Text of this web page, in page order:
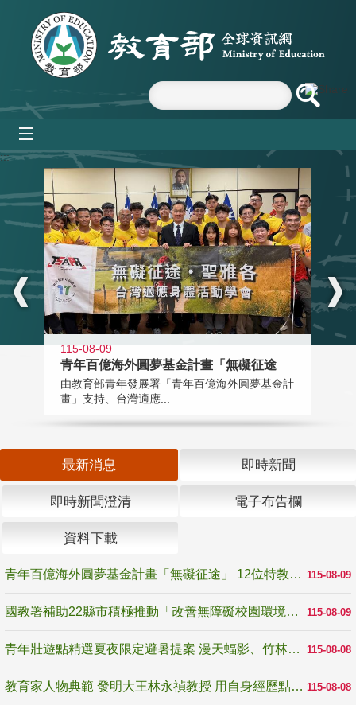
跳到主要內容區塊
:::
115-08-09
青年百億海外圓夢基金計畫「無礙征途
由教育部青年發展署「青年百億海外圓夢基金計
畫」支持、台灣適應...
最新消息 即時新聞
即時新聞澄清 電子布告欄
資料下載
115-08-09
青年百億海外圓夢基金計畫「無礙征途」 12位特教與弱勢青年勇闖西班牙 跨越感官限制見證生命蛻變
115-08-09
國教署補助22縣市積極推動「改善無障礙校園環境計畫」 打造友善、安全、無礙學習空間
115-08-08
青年壯遊點精選夏夜限定避暑提案 漫天蝠影、竹林尋蛙、茶香夜觀 邀青年暮色出發
115-08-08
教育家人物典範 發明大王林永禎教授 用自身經歷點亮學生的路